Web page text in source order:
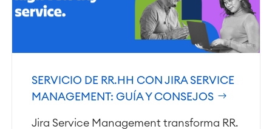
SERVICIO DE RR.HH CON JIRA SERVICE
MANAGEMENT: GUÍA Y CONSEJOS
Jira Service Management transforma RR.